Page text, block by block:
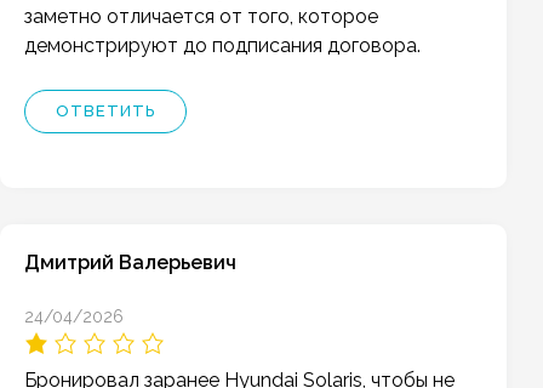
заметно отличается от того, которое
демонстрируют до подписания договора.
ОТВЕТИТЬ
Дмитрий Валерьевич
24/04/2026
Бронировал заранее Hyundai Solaris, чтобы не